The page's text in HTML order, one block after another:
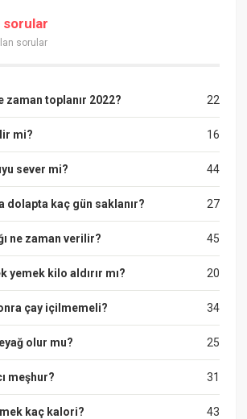
sorular
sorular
22
zaman toplanır 2022?
16
mi?
44
sever mi?
27
dolapta kaç gün saklanır?
45
ne zaman verilir?
20
yemek kilo aldırır mı?
34
çay içilmemeli?
25
olur mu?
31
meşhur?
43
kaç kalori?